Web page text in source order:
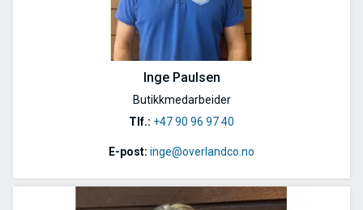
Inge Paulsen
Butikkmedarbeider
Tlf.: +47 90 96 97 40
E-post: inge@overlandco.no